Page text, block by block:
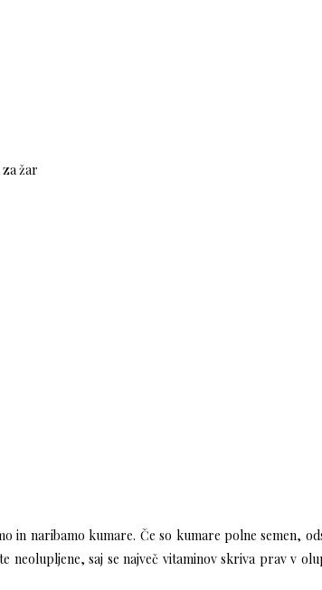
in naribamo kumare. Če so kumare polne semen,
neolupljene, saj se največ vitaminov skriva prav v